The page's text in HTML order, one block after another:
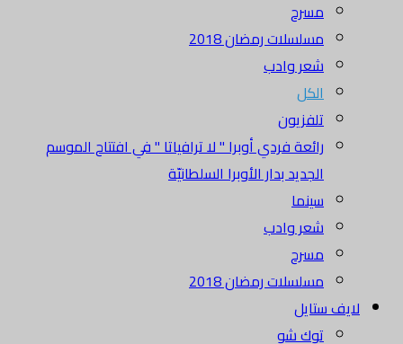
مسرح
مسلسلات رمضان 2018
شعر وادب
الكل
تلفزيون
رائعة فردي أوبرا " لا ترافياتا " في افتتاح الموسم
الجديد بدار الأوبرا السلطانيّة
سينما
شعر وادب
مسرح
مسلسلات رمضان 2018
لايف ستايل
توك شو